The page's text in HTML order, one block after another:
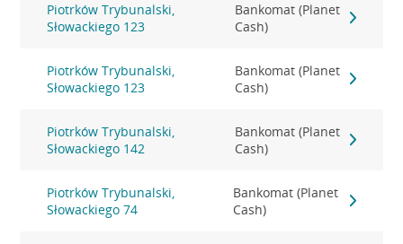
Piotrków Trybunalski,
Słowackiego 123
Bankomat (Planet
Cash)
Piotrków Trybunalski,
Słowackiego 123
Bankomat (Planet
Cash)
Piotrków Trybunalski,
Słowackiego 142
Bankomat (Planet
Cash)
Piotrków Trybunalski,
Słowackiego 74
Bankomat (Planet
Cash)